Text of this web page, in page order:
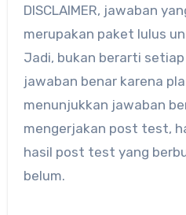
DISCLAIMER, jawaban
merupakan paket lulus
Jadi, bukan berarti
jawaban benar karena
menunjukkan jawaban
mengerjakan post test,
hasil post test yang
belum.